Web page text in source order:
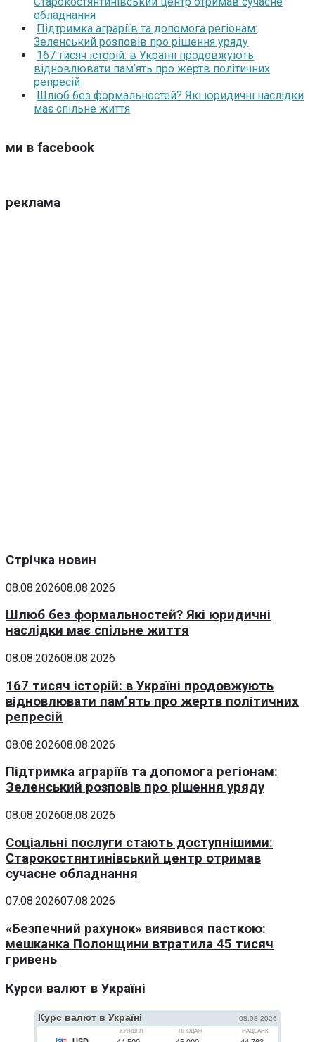
обладнання
Підтримка аграріїв та допомога регіонам:
Зеленський розповів про рішення уряду
167 тисяч історій: в Україні продовжують
відновлювати пам’ять про жертв політичних
репресій
Шлюб без формальностей? Які юридичні наслідки
має спільне життя
ми в facebook
реклама
Стрічка новин
08.08.202608.08.2026
Шлюб без формальностей? Які юридичні
наслідки має спільне життя
08.08.202608.08.2026
167 тисяч історій: в Україні продовжують
відновлювати пам’ять про жертв політичних
репресій
08.08.202608.08.2026
Підтримка аграріїв та допомога регіонам:
Зеленський розповів про рішення уряду
08.08.202608.08.2026
Соціальні послуги стають доступнішими:
Старокостянтинівський центр отримав
сучасне обладнання
07.08.202607.08.2026
«Безпечний рахунок» виявився пасткою:
мешканка Полонщини втратила 45 тисяч
гривень
Курси валют в Україні